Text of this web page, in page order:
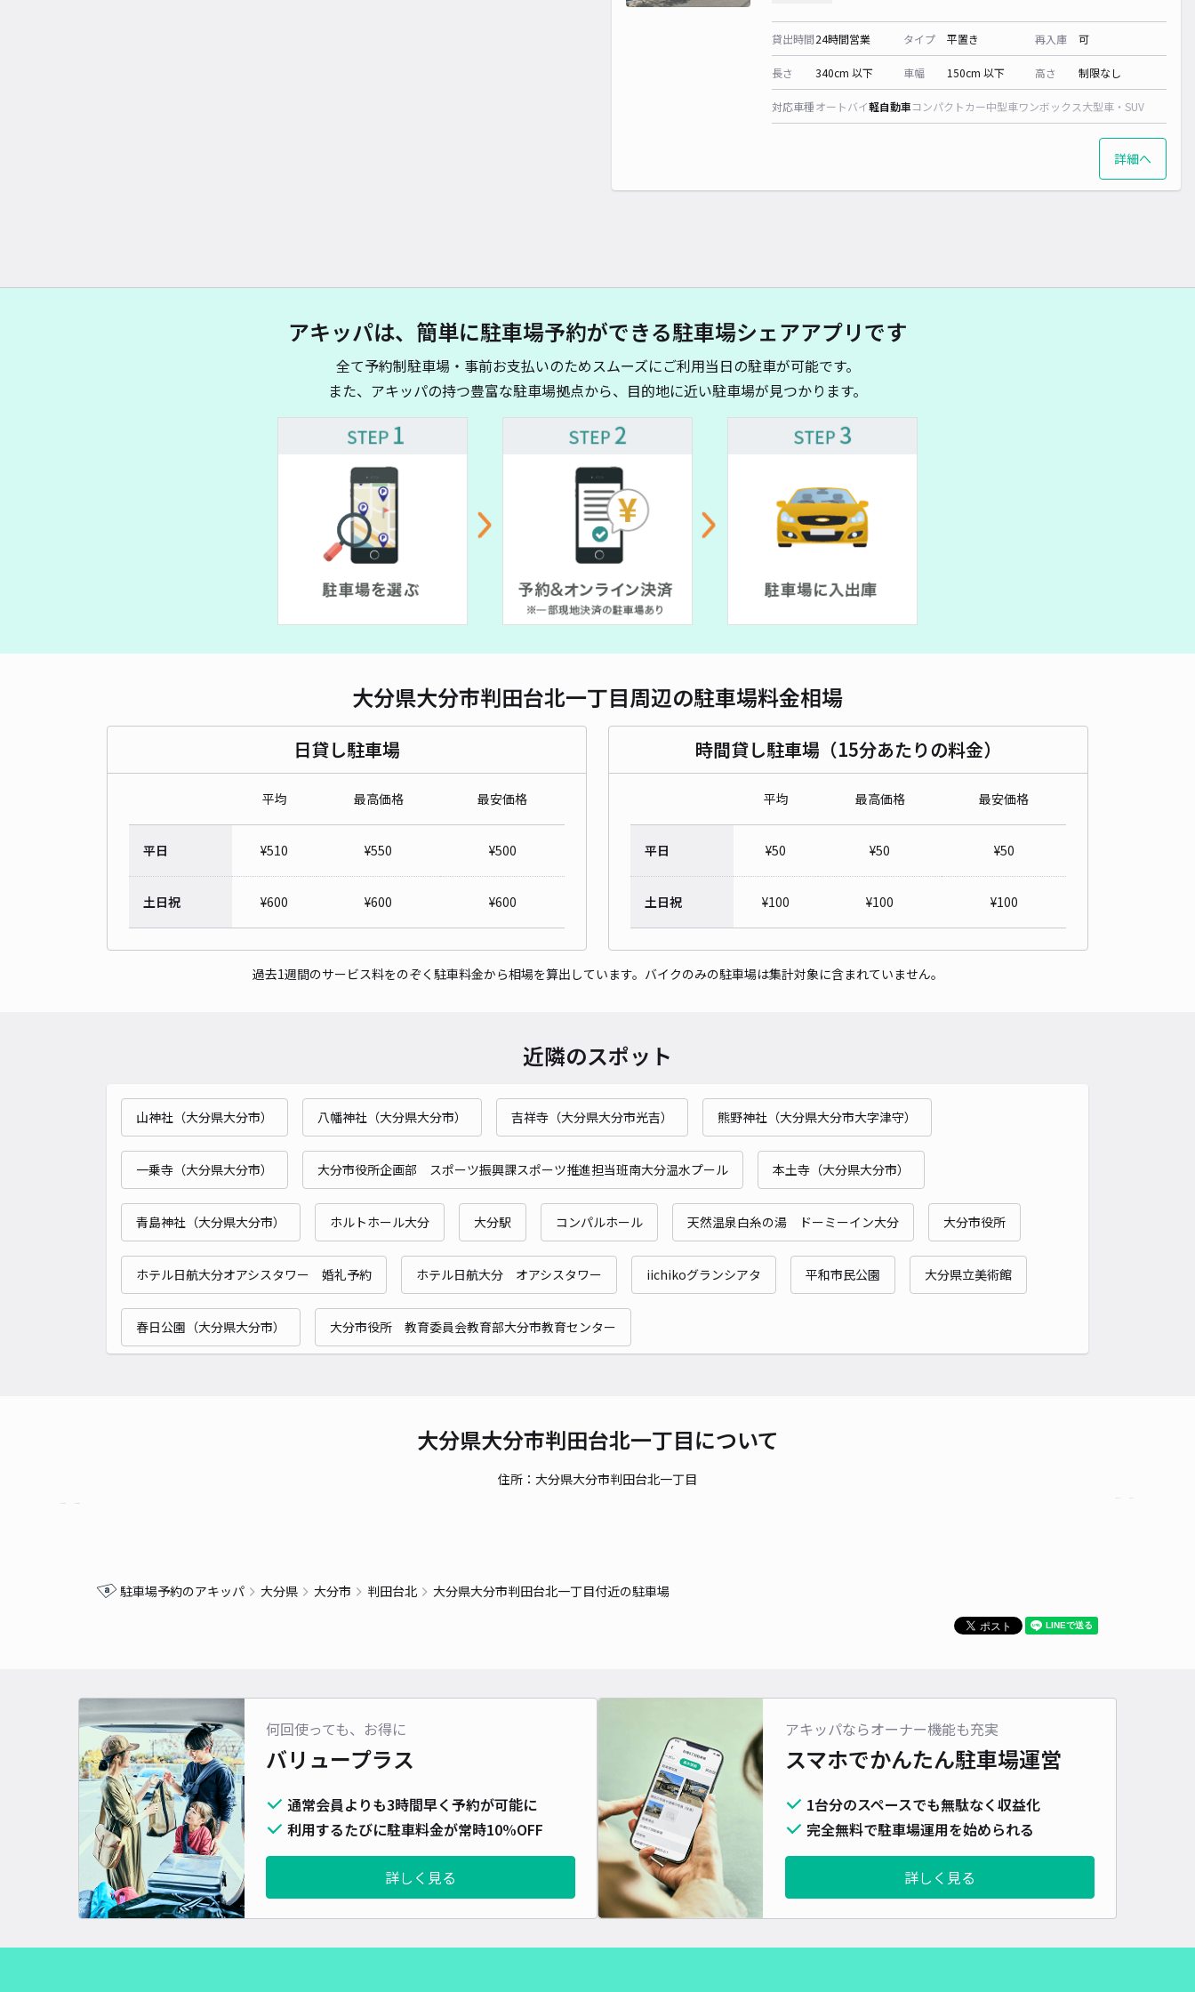
貸出時間24時間営業 タイプ 平置き 再入庫 可
長さ 340cm 以下 車幅 150cm 以下 高さ 制限なし
対応車種オートバイ軽自動車コンパクトカー中型車ワンボックス大型車・SUV
詳細へ
アキッパは、簡単に駐車場予約ができる駐車場シェアアプリです
全て予約制駐車場・事前お支払いのためスムーズにご利用当日の駐車が可能です。
また、アキッパの持つ豊富な駐車場拠点から、目的地に近い駐車場が見つかります。
大分県大分市判田台北一丁目周辺の駐車場料金相場
日貸し駐車場
平均 最高価格 最安価格
平日 ¥510 ¥550 ¥500
土日祝 ¥600 ¥600 ¥600
時間貸し駐車場（15分あたりの料金）
平均 最高価格 最安価格
平日 ¥50 ¥50 ¥50
土日祝 ¥100 ¥100 ¥100
過去1週間のサービス料をのぞく駐車料金から相場を算出しています。バイクのみの駐車場は集計対象に含まれていません。
近隣のスポット
山神社（大分県大分市） 八幡神社（大分県大分市） 吉祥寺（大分県大分市光吉） 熊野神社（大分県大分市大字津守）
一乗寺（大分県大分市） 大分市役所企画部 スポーツ振興課スポーツ推進担当班南大分温水プール 本土寺（大分県大分市）
青島神社（大分県大分市） ホルトホール大分 大分駅 コンパルホール 天然温泉白糸の湯 ドーミーイン大分 大分市役所
ホテル日航大分オアシスタワー 婚礼予約 ホテル日航大分 オアシスタワー iichikoグランシアタ 平和市民公園 大分県立美術館
春日公園（大分県大分市） 大分市役所 教育委員会教育部大分市教育センター
大分県大分市判田台北一丁目について
住所：大分県大分市判田台北一丁目
駐車場予約のアキッパ 大分県 大分市 判田台北 大分県大分市判田台北一丁目付近の駐車場
何回使っても、お得に
バリュープラス
通常会員よりも3時間早く予約が可能に
利用するたびに駐車料金が常時10%OFF
詳しく見る
アキッパならオーナー機能も充実
スマホでかんたん駐車場運営
1台分のスペースでも無駄なく収益化
完全無料で駐車場運用を始められる
詳しく見る